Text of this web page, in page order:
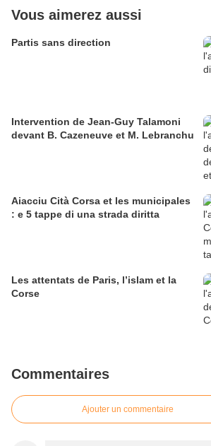
Vous aimerez aussi
Partis sans direction
Intervention de Jean-Guy Talamoni
devant B. Cazeneuve et M. Lebranchu
Aiacciu Cità Corsa et les municipales
: e 5 tappe di una strada diritta
Les attentats de Paris, l’islam et la
Corse
Commentaires
Ajouter un commentaire